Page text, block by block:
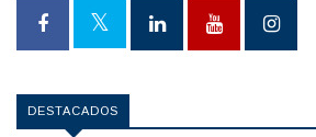
DESTACADOS